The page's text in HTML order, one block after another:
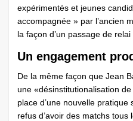
expérimentés et jeunes
accompagnée » par l’ancien
la façon d’un passage de relai
Un engagement
De la même façon que Jean
une «désinstitutionalisation
place d’une nouvelle
refus d’avoir des matchs